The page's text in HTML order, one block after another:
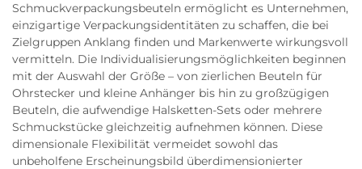
Schmuckverpackungsbeuteln ermöglicht es Unternehmen,
einzigartige Verpackungsidentitäten zu schaffen, die bei
Zielgruppen Anklang finden und Markenwerte wirkungsvoll
vermitteln. Die Individualisierungsmöglichkeiten beginnen
mit der Auswahl der Größe – von zierlichen Beuteln für
Ohrstecker und kleine Anhänger bis hin zu großzügigen
Beuteln, die aufwendige Halsketten-Sets oder mehrere
Schmuckstücke gleichzeitig aufnehmen können. Diese
dimensionale Flexibilität vermeidet sowohl das
unbeholfene Erscheinungsbild überdimensionierter